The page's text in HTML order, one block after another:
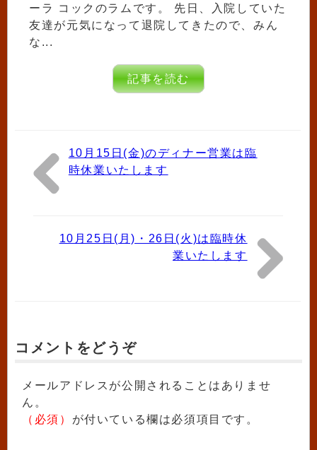
ーラ コックのラムです。 先日、入院していた
友達が元気になって退院してきたので、みん
な...
記事を読む
10月15日(金)のディナー営業は臨
時休業いたします
10月25日(月)・26日(火)は臨時休
業いたします
コメントをどうぞ
メールアドレスが公開されることはありませ
ん。
（必須） が付いている欄は必須項目です。